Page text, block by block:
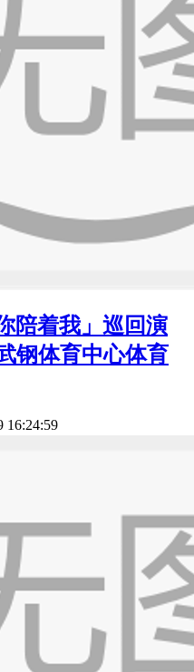
陪着我」巡回演
钢体育中心体育
16:24:59